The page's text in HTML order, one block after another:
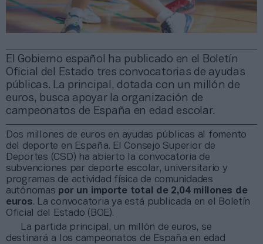
El Gobierno español ha publicado en el Boletín
Oficial del Estado tres convocatorias de ayudas
públicas. La principal, dotada con un millón de
euros, busca apoyar la organización de
campeonatos de España en edad escolar.
Dos millones de euros en ayudas públicas al fomento
del deporte en España. El Consejo Superior de
Deportes (CSD) ha abierto la convocatoria de
subvenciones par deporte escolar, universitario y
programas de actividad física de comunidades
autónomas por un importe total de 2,04 millones de
euros. La convocatoria ya está publicada en el Boletín
Oficial del Estado (BOE).
La partida principal, un millón de euros, se
destinará a los campeonatos de España en edad